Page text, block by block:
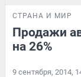
СТРАНА И МИР
Продажи
на 26%
9 сентября, 2014,